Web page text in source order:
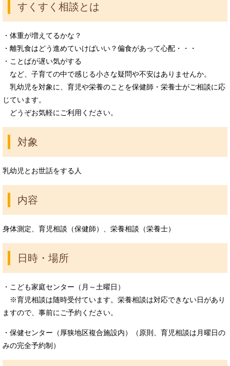
すくすく相談とは
・体重が増えてるかな？
・離乳食はどう進めていけばいい？偏食があって心配・・・
・ことばが遅い気がする
など、子育ての中で感じる小さな疑問や不安はありませんか。
乳幼児を対象に、育児や栄養のことを保健師・栄養士がご相談に応
じています。
どうぞお気軽にご利用ください。
対象
乳幼児とお世話をする人
内容
身体測定、育児相談（保健師）、栄養相談（栄養士）
日時・場所
・こども家庭センター（月～土曜日）
※育児相談は随時受付ています。栄養相談は対応できない日があり
ますので、事前にご予約ください。
・保健センター（厚狭地区複合施設内）（原則、育児相談は月曜日の
みの完全予約制）